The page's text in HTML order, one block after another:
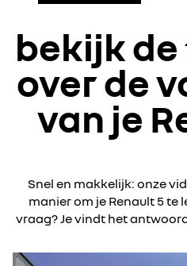
bekijk
over de
van je
Snel en makkelijk: onze
manier om je Renault 5 te
vraag? Je vindt het